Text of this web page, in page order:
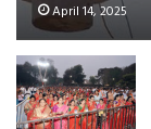
April 14, 2025